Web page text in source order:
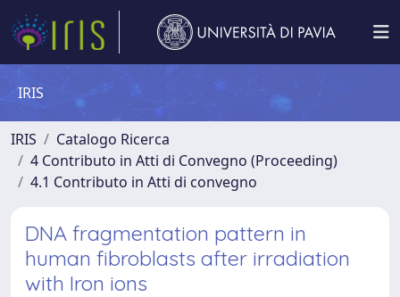
IRIS
IRIS
Catalogo Ricerca
4 Contributo in Atti di Convegno (Proceeding)
4.1 Contributo in Atti di convegno
DNA fragmentation pattern in
human fibroblasts after irradiation
with Iron ions